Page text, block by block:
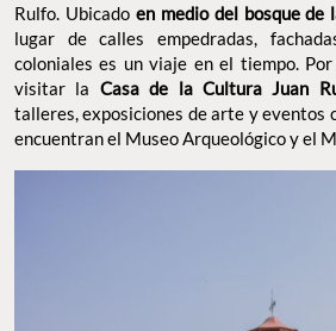
Rulfo. Ubicado en medio del bosque de
lugar de calles empedradas,
coloniales es un viaje en el tiempo.
visitar la Casa de la Cultura Juan
talleres, exposiciones de arte y eventos
encuentran el Museo Arqueológico y el